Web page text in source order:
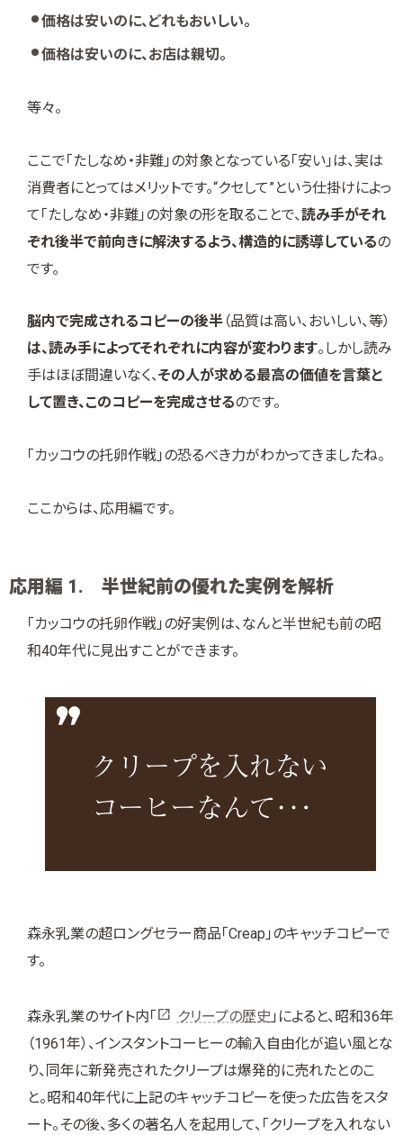
価格は安いのに、どれもおいしい。
価格は安いのに、お店は親切。
等々。
ここで「たしなめ・非難」の対象となっている「安い」は、実は
消費者にとってはメリットです。“クセして”という仕掛けによっ
て「たしなめ・非難」の対象の形を取ることで、読み手がそれ
ぞれ後半で前向きに解決するよう、構造的に誘導しているの
です。
脳内で完成されるコピーの後半（品質は高い、おいしい、等）
は、読み手によってそれぞれに内容が変わります。しかし読み
手はほぼ間違いなく、その人が求める最高の価値を言葉と
して置き、このコピーを完成させるのです。
「カッコウの托卵作戦」の恐るべき力がわかってきましたね。
ここからは、応用編です。
応用編 1. 半世紀前の優れた実例を解析
「カッコウの托卵作戦」の好実例は、なんと半世紀も前の昭
和40年代に見出すことができます。
森永乳業の超ロングセラー商品「Creap」のキャッチコピーで
す。
森永乳業のサイト内「 クリープの歴史 」によると、昭和36年
（1961年）、インスタントコーヒーの輸入自由化が追い風とな
り、同年に新発売されたクリープは爆発的に売れたとのこ
と。昭和40年代に上記のキャッチコピーを使った広告をスタ
ート。その後、多くの著名人を起用して、「クリープを入れない